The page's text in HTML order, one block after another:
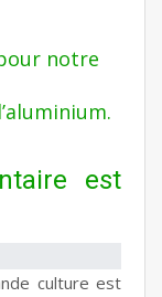
notre
est
culture est